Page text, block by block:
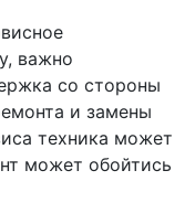
важно
со стороны
и замены
техника может
может обойтись